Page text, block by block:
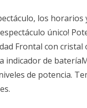
los horarios
único!
Frontal con
de
de potencia.